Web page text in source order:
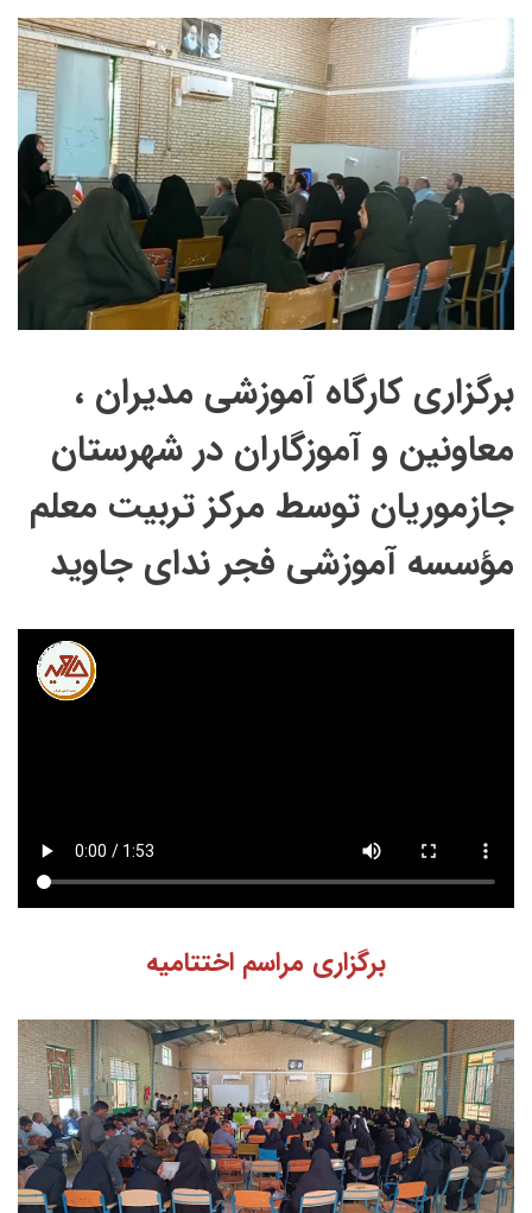
برگزاری کارگاه آموزشی مدیران ،
معاونین و آموزگاران در شهرستان
جازموریان توسط مرکز تربیت معلم
مؤسسه آموزشی فجر ندای جاوید
برگزاری مراسم اختتامیه